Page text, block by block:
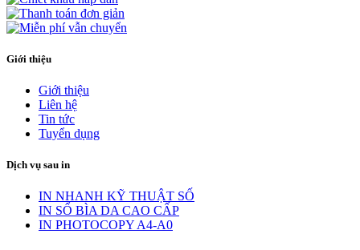
Giới thiệu
Giới thiệu
Liên hệ
Tin tức
Tuyển dụng
Dịch vụ sau in
IN NHANH KỸ THUẬT SỐ
IN SỔ BÌA DA CAO CẤP
IN PHOTOCOPY A4-A0